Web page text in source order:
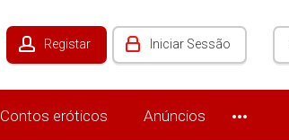
Registar Iniciar Sessão
Contos eróticos Anúncios